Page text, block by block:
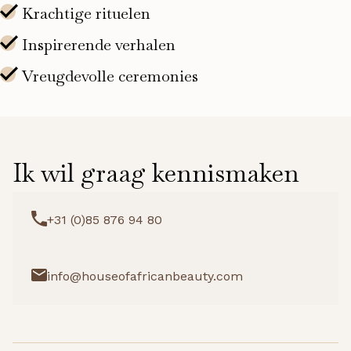
Ik wil graag kennismaken
+31 (0)85 876 94 80
info@houseofafricanbeauty.com